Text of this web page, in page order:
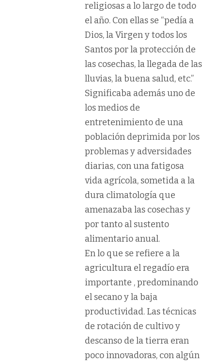
religiosas a lo largo de todo
el año. Con ellas se “pedía a
Dios, la Virgen y todos los
Santos por la protección de
las cosechas, la llegada de las
lluvias, la buena salud, etc.”
Significaba además uno de
los medios de
entretenimiento de una
población deprimida por los
problemas y adversidades
diarias, con una fatigosa
vida agrícola, sometida a la
dura climatología que
amenazaba las cosechas y
por tanto al sustento
alimentario anual.
En lo que se refiere ala
agricultura el regadío era
importante , predominando
el secano y la baja
productividad. Las técnicas
de rotación de cultivo y
descanso de la tierra eran
poco innovadoras, con algún